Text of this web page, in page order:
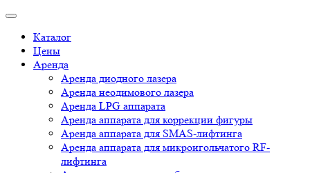
Каталог
Цены
Аренда
Аренда диодного лазера
Аренда неодимового лазера
Аренда LPG аппарата
Аренда аппарата для коррекции фигуры
Аренда аппарата для SMAS-лифтинга
Аренда аппарата для микроигольчатого RF-
лифтинга